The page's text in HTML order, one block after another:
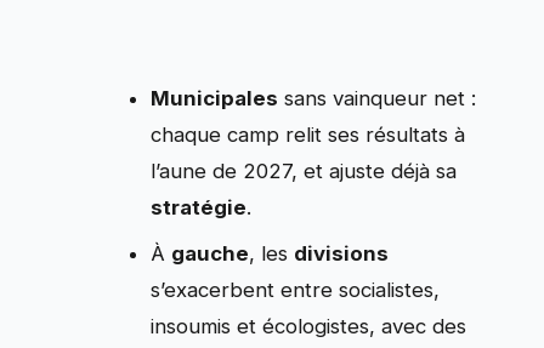
Municipales sans vainqueur net :
chaque camp relit ses résultats à
l’aune de 2027, et ajuste déjà sa
stratégie.
À gauche, les divisions
s’exacerbent entre socialistes,
insoumis et écologistes, avec des